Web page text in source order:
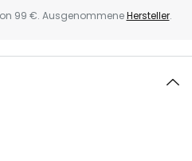
99 €. AusgenommeneHersteller.